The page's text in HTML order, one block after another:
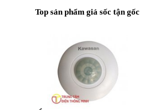
Top sản phẩm giá sốc tận gốc